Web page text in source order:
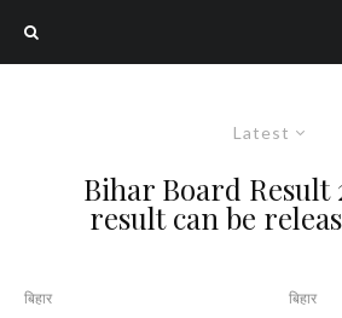
Latest
Bihar Board Result
result can be
बिहार बिहार